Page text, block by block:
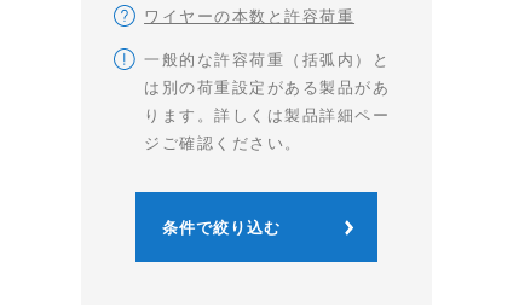
ワイヤーの本数と許容荷重
一般的な許容荷重（括弧内）と
は別の荷重設定がある製品があ
ります。詳しくは製品詳細ペー
ジご確認ください。